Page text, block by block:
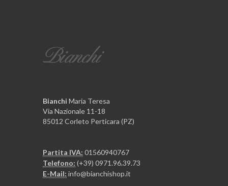
Bianchi Maria Teresa
Via Nazionale 11-18
85012 Corleto Perticara (PZ)
Partita IVA: 01560940767
Telefono: (+39) 0971.96.39.73
E-Mail: info@bianchishop.it